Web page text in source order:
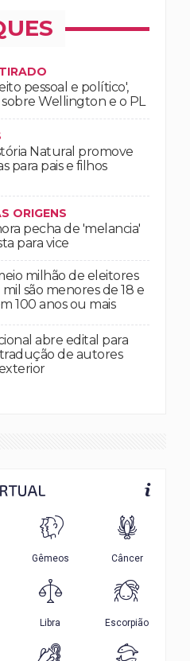
pessoal e político',
Wellington e o PL
Natural promove
para pais e filhos
ORIGENS
pecha de 'melancia'
para vice
milhão de eleitores
mil são menores de 18 e
100 anos ou mais
abre edital para
de autores